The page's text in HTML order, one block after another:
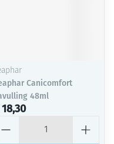
Canicomfort
48ml